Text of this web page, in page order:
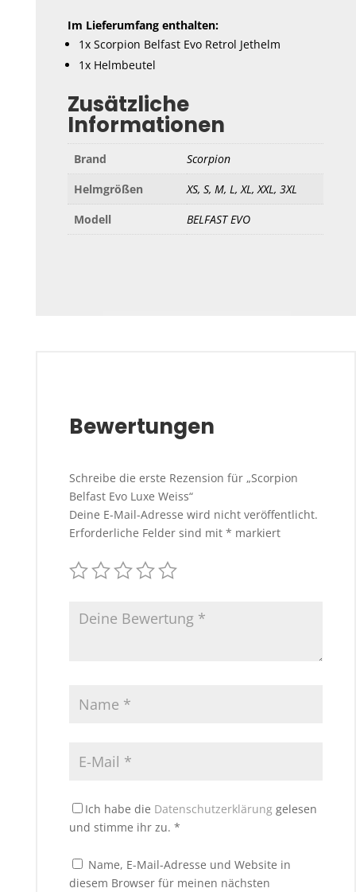
Im Lieferumfang enthalten:
1x Scorpion Belfast Evo Retrol Jethelm
1x Helmbeutel
Zusätzliche
Informationen
Brand
Scorpion
Helmgrößen
XS, S, M, L, XL, XXL, 3XL
Modell
BELFAST EVO
Bewertungen
Schreibe die erste Rezension für „Scorpion
Belfast Evo Luxe Weiss“
Deine E-Mail-Adresse wird nicht veröffentlicht.
Erforderliche Felder sind mit * markiert
Ich habe die Datenschutzerklärunggelesen
und stimme ihr zu. *
Name, E-Mail-Adresse und Website in
diesem Browser für meinen nächsten